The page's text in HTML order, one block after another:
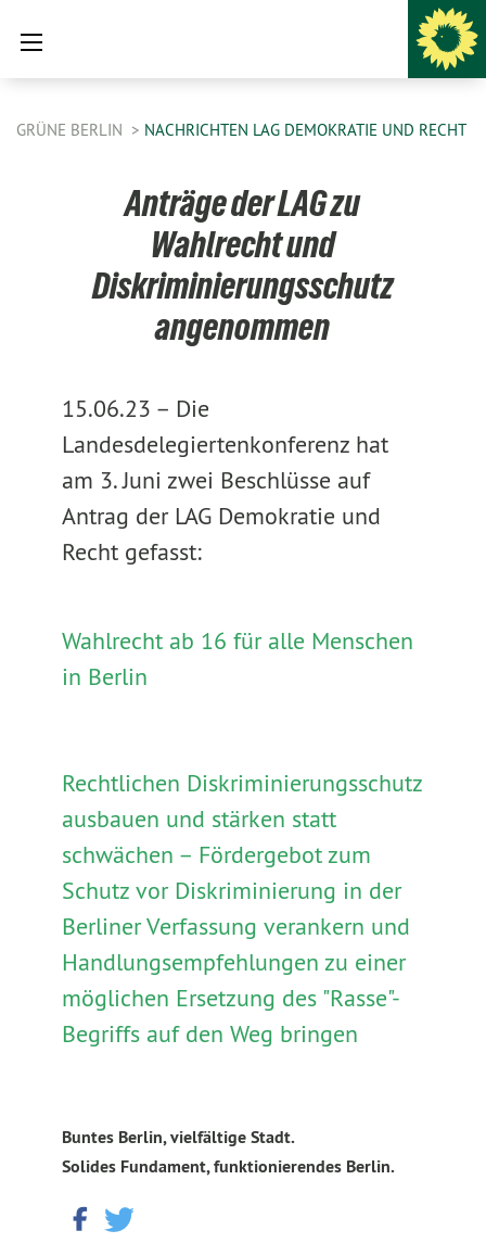
GRÜNE BERLIN NACHRICHTEN LAG DEMOKRATIE UND RECHT
Anträge der LAG zu
Wahlrecht und
Diskriminierungsschutz
angenommen
15.06.23 – Die
Landesdelegiertenkonferenz hat
am 3. Juni zwei Beschlüsse auf
Antrag der LAG Demokratie und
Recht gefasst:
Wahlrecht ab 16 für alle Menschen
in Berlin
Rechtlichen Diskriminierungsschutz
ausbauen und stärken statt
schwächen – Fördergebot zum
Schutz vor Diskriminierung in der
Berliner Verfassung verankern und
Handlungsempfehlungen zu einer
möglichen Ersetzung des "Rasse"-
Begriffs auf den Weg bringen
Buntes Berlin, vielfältige Stadt.
Solides Fundament, funktionierendes Berlin.